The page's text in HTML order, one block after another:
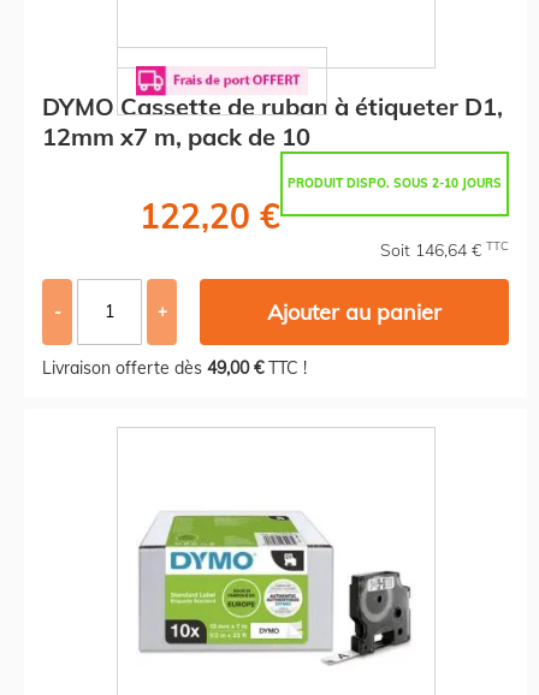
DYMO Cassette de ruban à étiqueter D1,
12mm x7 m, pack de 10
PRODUIT DISPO. SOUS 2-10 JOURS
122,20 €
Soit 146,64 € TTC
- + Ajouter au panier
Livraison offerte dès 49,00 €TTC !